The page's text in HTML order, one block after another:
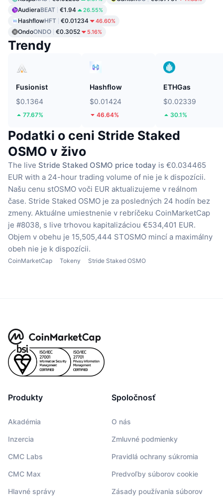
AudieraBEAT €1.94 26.55%
HashflowHFT €0.01234 46.60%
OndoONDO €0.3052 5.16%
Trendy
Fusionist
$0.1364
77.67%
Hashflow
$0.01424
46.64%
ETHGas
$0.02339
30.1%
Podatki o ceni Stride Staked
OSMO v živo
The live Stride Staked OSMO price today is €0.034465
EUR with a 24-hour trading volume of nie je k dispozícii.
Našu cenu stOSMO voči EUR aktualizujeme v reálnom
čase. Stride Staked OSMO je za posledných 24 hodín bez
zmeny. Aktuálne umiestnenie v rebríčeku CoinMarketCap
je #8038, s live trhovou kapitalizáciou €534,401 EUR.
Objem v obehu je 15,505,444 STOSMO mincí a maximálny
obeh nie je k dispozícii.
CoinMarketCap Tokeny Stride Staked OSMO
Produkty
Akadémia
Inzercia
CMC Labs
CMC Max
Hlavné správy
Spoločnosť
O nás
Zmluvné podmienky
Pravidlá ochrany súkromia
Predvoľby súborov cookie
Zásady používania súborov